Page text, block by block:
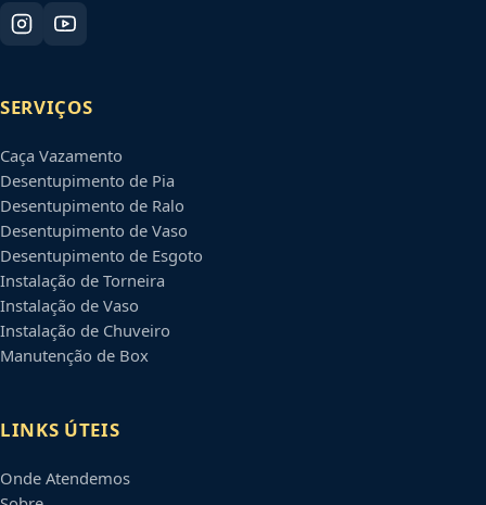
SERVIÇOS
Caça Vazamento
Desentupimento de Pia
Desentupimento de Ralo
Desentupimento de Vaso
Desentupimento de Esgoto
Instalação de Torneira
Instalação de Vaso
Instalação de Chuveiro
Manutenção de Box
LINKS ÚTEIS
Onde Atendemos